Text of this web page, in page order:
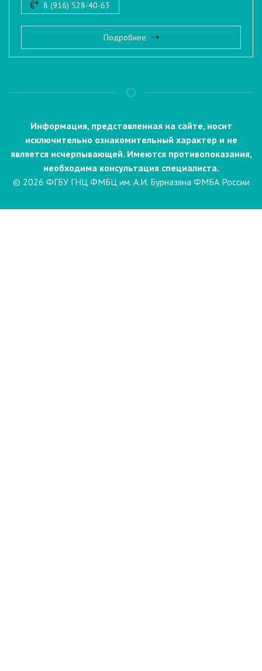
8 (916) 528-40-63
Подробнее
Информация, представленная на сайте, носит
исключительно ознакомительный характер и не
является исчерпывающей. Имеются противопоказания,
необходима консультация специалиста.
© 2026 ФГБУ ГНЦ ФМБЦ им. А.И. Бурназяна ФМБА России